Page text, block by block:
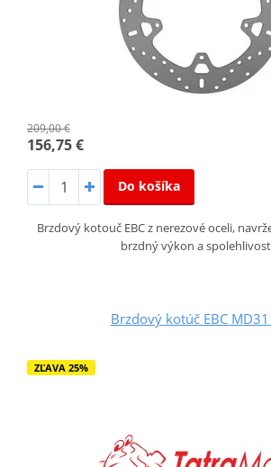
209,00 €
156,75 €
Do košíka
Brzdový kotouč EBC z nerezové oceli,
brzdný výkon a
Brzdový kotúč EBC
ZĽAVA 25%